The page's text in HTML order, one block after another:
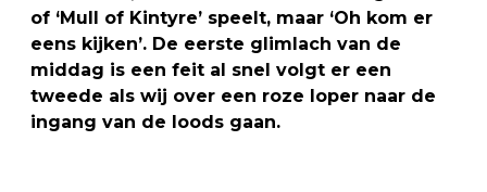
of ‘Mull of Kintyre’ speelt, maar ‘Oh kom er
eens kijken’. De eerste glimlach van de
middag is een feit al snel volgt er een
tweede als wij over een roze loper naar de
ingang van de loods gaan.